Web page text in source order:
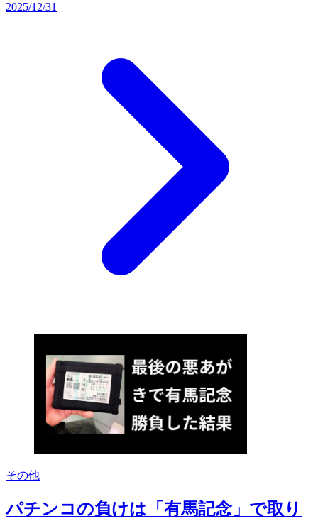
2025/12/31
その他
パチンコの負けは「有馬記念」で取り